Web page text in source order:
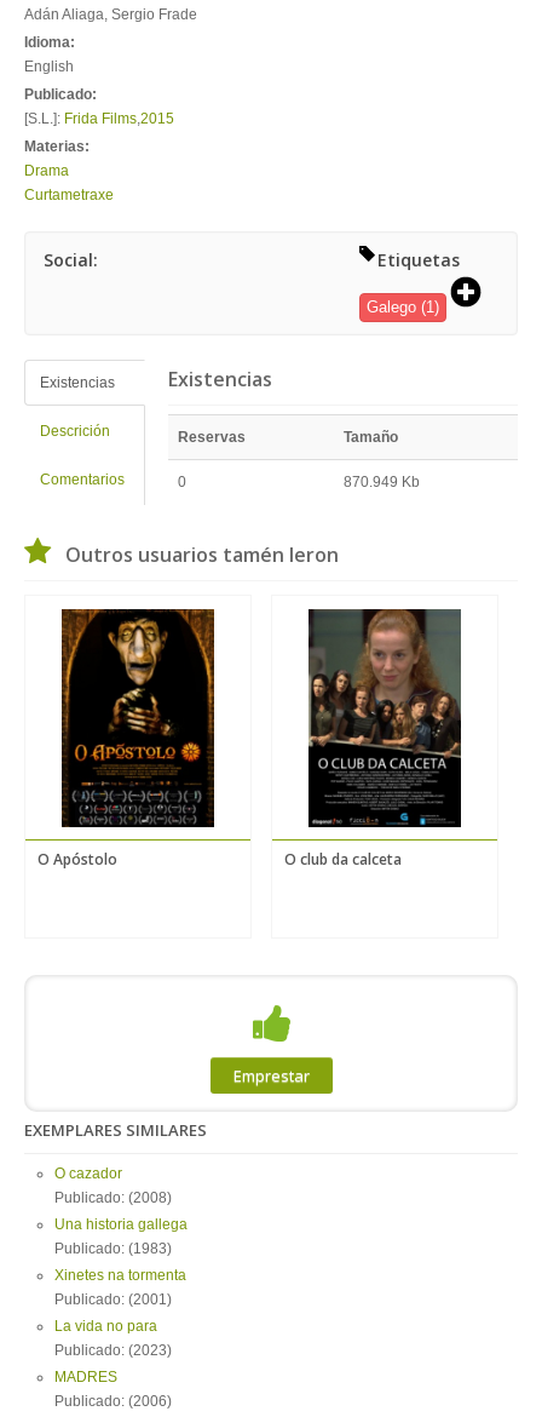
Adán Aliaga, Sergio Frade
Idioma:
English
Publicado:
[S.L.]: Frida Films,2015
Materias:
Drama
Curtametraxe
Social: Etiquetas
Galego (1)
Existencias
Descrición
Comentarios
Existencias
Reservas Tamaño
0 870.949 Kb
Outros usuarios tamén leron
O Apóstolo O club da calceta
Emprestar
EXEMPLARES SIMILARES
O cazador
Publicado: (2008)
Una historia gallega
Publicado: (1983)
Xinetes na tormenta
Publicado: (2001)
La vida no para
Publicado: (2023)
MADRES
Publicado: (2006)